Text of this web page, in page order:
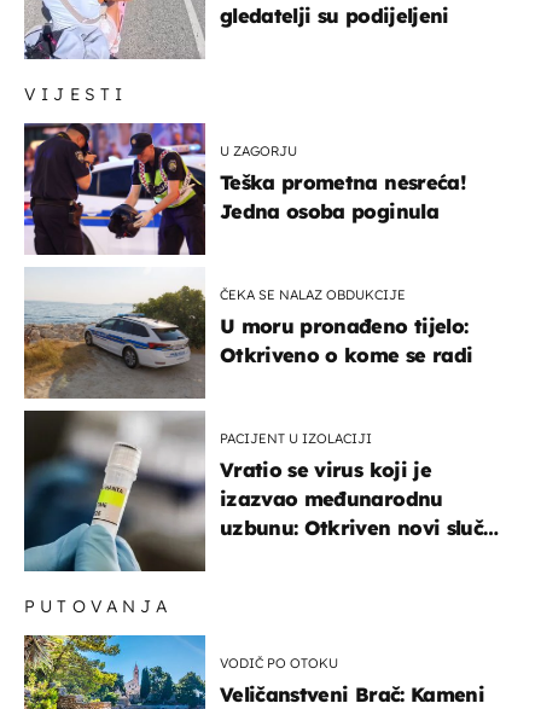
VIJESTI
U ZAGORJU
Teška prometna nesreća!
Jedna osoba poginula
ČEKA SE NALAZ OBDUKCIJE
U moru pronađeno tijelo:
Otkriveno o kome se radi
PACIJENT U IZOLACIJI
Vratio se virus koji je
izazvao međunarodnu
uzbunu: Otkriven novi slučaj
gledatelji su podijeljeni
PUTOVANJA
VODIČ PO OTOKU
Veličanstveni Brač: Kameni